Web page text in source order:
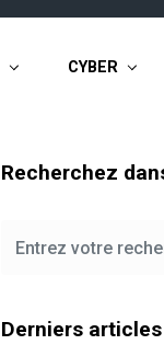
CYBER
Recherchez
Derniers articles